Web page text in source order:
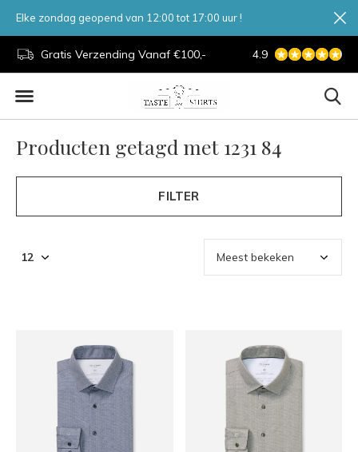
Gratis Verzending Vanaf €100,- 7 Dagen Per
4.9
Elke zondag geopend van 12:00 tot 17:00 uur !
Producten getagd met 1231 84
FILTER